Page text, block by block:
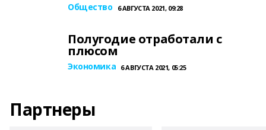
Общество 6 АВГУСТА 2021, 09:28
Полугодие отработали с
плюсом
Экономика 6 АВГУСТА 2021, 05:25
Партнеры